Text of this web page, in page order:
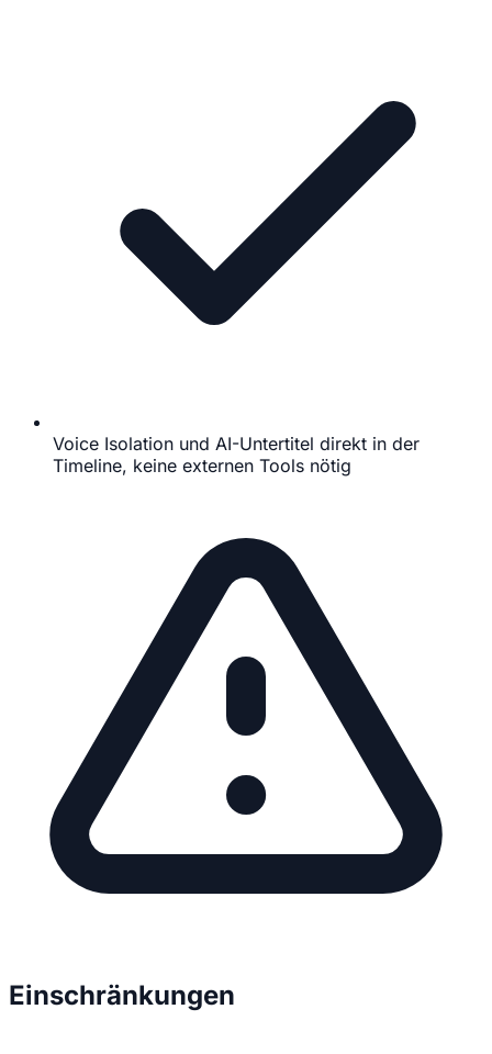
Voice Isolation und AI-Untertitel direkt in der
Timeline, keine externen Tools nötig
Einschränkungen